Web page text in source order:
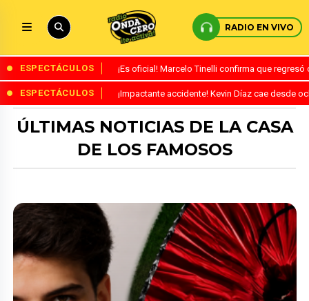
RADIO EN VIVO
ESPECTÁCULOS ¡Es oficial! Marcelo Tinelli confirma que
ESPECTÁCULOS ¡Impactante accidente! Kevin Díaz cae desde
ÚLTIMAS NOTICIAS DE LA CASA
DE LOS FAMOSOS